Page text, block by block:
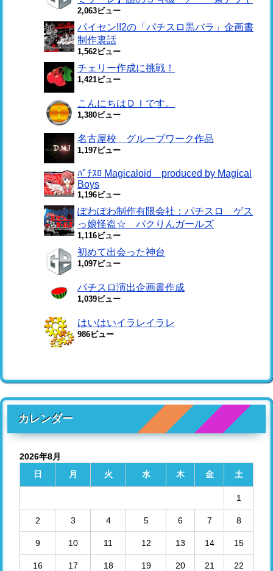
2,063ビュー
パイセン!!2の「パチスロ黒バラ」企画書
制作裏話
1,562ビュー
チェリー作成に挑戦！
1,421ビュー
こんにちはＤＩです。
1,380ビュー
名古屋校 グループワーク作品
1,197ビュー
ﾊﾟﾁｽﾛ Magicaloid produced by Magical
Boys
1,196ビュー
ぽわぽわ制作有限会社：パチスロ ゲス
っ娘怪盗☆ パクりんガールズ
1,116ビュー
初めて出会った神台
1,097ビュー
パチスロ演出企画書作成
1,039ビュー
はいはいイラレイラレ
986ビュー
カレンダー
2026年8月
日
月 火 水 木 金 土
1
2 3 4 5 6 7 8
9 10 11 12 13 14 15
16 17 18 19 20 21 22